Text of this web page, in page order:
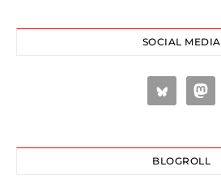
SOCIAL MEDIA
BLOGROLL